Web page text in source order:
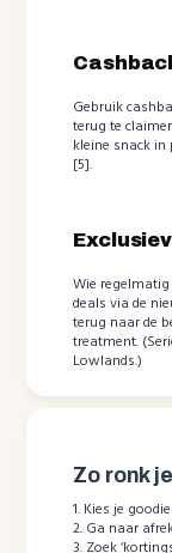
Gebruik
terug te
kleine snack
[5].
Wie
deals via de
terug naar de
treatment.
Lowlands.)
Zo ronk
1. Kies je
2. Ga naar